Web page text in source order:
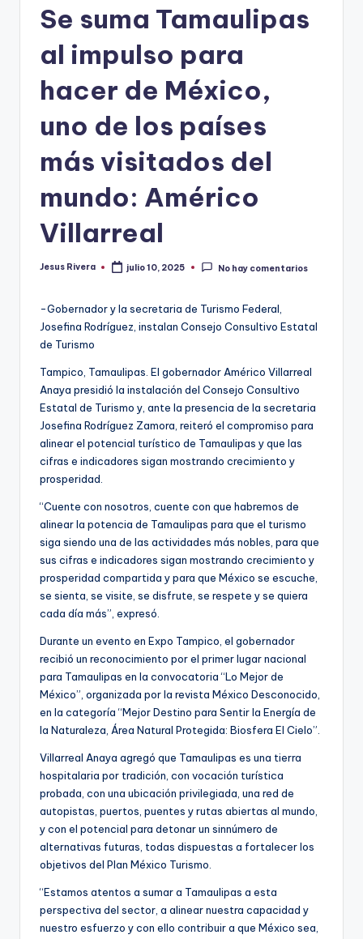
Se suma Tamaulipas
al impulso para
hacer de México,
uno de los países
más visitados del
mundo: Américo
Villarreal
Publicado
Jesus Rivera julio 10, 2025 No hay comentarios
-Gobernador y la secretaria de Turismo Federal,
Josefina Rodríguez, instalan Consejo Consultivo Estatal
de Turismo
Tampico, Tamaulipas. El gobernador Américo Villarreal
Anaya presidió la instalación del Consejo Consultivo
Estatal de Turismo y, ante la presencia de la secretaria
Josefina Rodríguez Zamora, reiteró el compromiso para
alinear el potencial turístico de Tamaulipas y que las
cifras e indicadores sigan mostrando crecimiento y
prosperidad.
“Cuente con nosotros, cuente con que habremos de
alinear la potencia de Tamaulipas para que el turismo
siga siendo una de las actividades más nobles, para que
sus cifras e indicadores sigan mostrando crecimiento y
prosperidad compartida y para que México se escuche,
se sienta, se visite, se disfrute, se respete y se quiera
cada día más”, expresó.
Durante un evento en Expo Tampico, el gobernador
recibió un reconocimiento por el primer lugar nacional
para Tamaulipas en la convocatoria “Lo Mejor de
México”, organizada por la revista México Desconocido,
en la categoría “Mejor Destino para Sentir la Energía de
la Naturaleza, Área Natural Protegida: Biosfera El Cielo”.
Villarreal Anaya agregó que Tamaulipas es una tierra
hospitalaria por tradición, con vocación turística
probada, con una ubicación privilegiada, una red de
autopistas, puertos, puentes y rutas abiertas al mundo,
y con el potencial para detonar un sinnúmero de
alternativas futuras, todas dispuestas a fortalecer los
objetivos del Plan México Turismo.
“Estamos atentos a sumar a Tamaulipas a esta
perspectiva del sector, a alinear nuestra capacidad y
nuestro esfuerzo y con ello contribuir a que México sea,